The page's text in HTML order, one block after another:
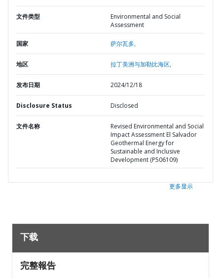
文件类型
Environmental and Social
Assessment
国家 萨尔瓦多,
地区 拉丁美洲与加勒比海区,
发布日期 2024/12/18
Disclosure Status Disclosed
文件名称
Revised Environmental and Social
Impact Assessment El Salvador
Geothermal Energy for
Sustainable and Inclusive
Development (P506109)
更多显示
下载
完整報告